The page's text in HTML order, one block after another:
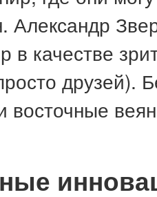
Александр
в качестве
друзей).
восточные